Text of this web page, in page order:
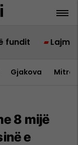
fundit Lajme
Gjakova
8 mijë
e